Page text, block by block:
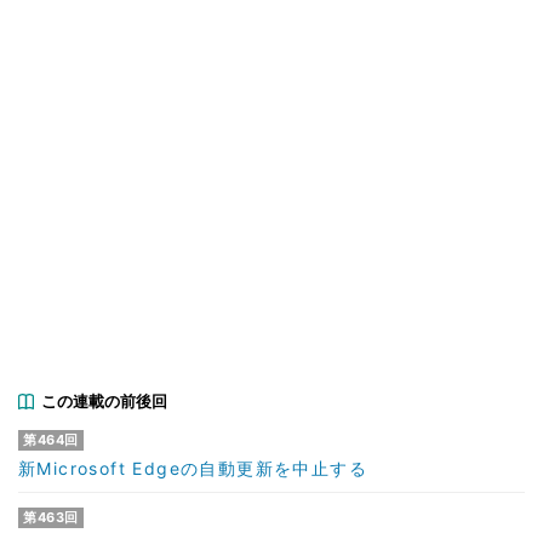
この連載の前後回
第464回
新Microsoft Edgeの自動更新を中止する
第463回